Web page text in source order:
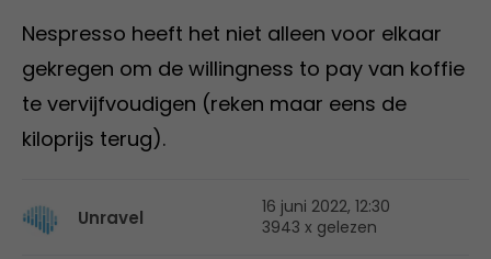
Nespresso heeft het niet alleen voor elkaar
gekregen om de willingness to pay van koffie
te vervijfvoudigen (reken maar eens de
kiloprijs terug).
Unravel
16 juni 2022, 12:30
3943 x gelezen